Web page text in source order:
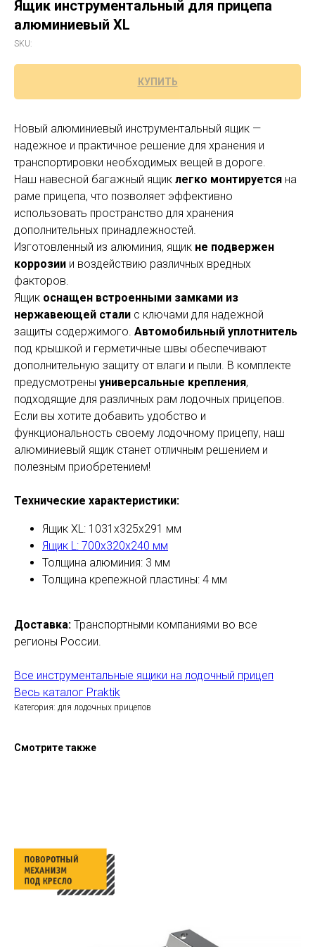
Ящик инструментальный для прицепа
алюминиевый ХL
SKU:
КУПИТЬ
Новый алюминиевый инструментальный ящик —
надежное и практичное решение для хранения и
транспортировки необходимых вещей в дороге.
Наш навесной багажный ящик легко монтируется на
раме прицепа, что позволяет эффективно
использовать пространство для хранения
дополнительных принадлежностей.
Изготовленный из алюминия, ящик не подвержен
коррозии и воздействию различных вредных
факторов.
Ящик оснащен встроенными замками из
нержавеющей стали с ключами для надежной
защиты содержимого. Автомобильный уплотнитель
под крышкой и герметичные швы обеспечивают
дополнительную защиту от влаги и пыли. В комплекте
предусмотрены универсальные крепления,
подходящие для различных рам лодочных прицепов.
Если вы хотите добавить удобство и
функциональность своему лодочному прицепу, наш
алюминиевый ящик станет отличным решением и
полезным приобретением!
Технические характеристики:
Ящик XL: 1031x325x291 мм
Ящик L: 700х320х240 мм
Толщина алюминия: 3 мм
Толщина крепежной пластины: 4 мм
Доставка: Транспортными компаниями во все
регионы России.
Все инструментальные ящики на лодочный прицеп
Весь каталог Praktik
Категория: для лодочных прицепов
Смотрите также